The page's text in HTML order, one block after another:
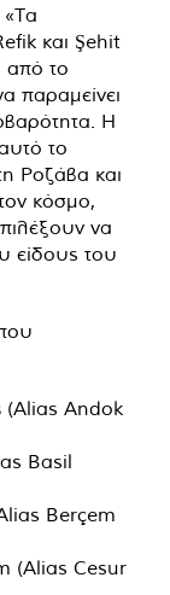
και Şehit
από το
παραμείνει
Η
το
Ροζάβα και
κόσμο,
να
είδους του
(Alias ​​Andok
​​Basil
​​Berçem
(Alias ​​Cesur